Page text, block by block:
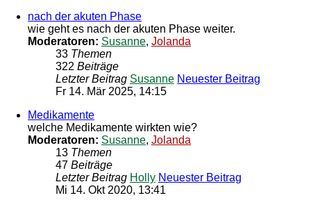
nach der akuten Phase
wie geht es nach der akuten Phase weiter.
Moderatoren: Susanne, Jolanda
33 Themen
322 Beiträge
Letzter Beitrag Susanne Neuester Beitrag
Fr 14. Mär 2025, 14:15
Medikamente
welche Medikamente wirkten wie?
Moderatoren: Susanne, Jolanda
13 Themen
47 Beiträge
Letzter Beitrag Holly Neuester Beitrag
Mi 14. Okt 2020, 13:41